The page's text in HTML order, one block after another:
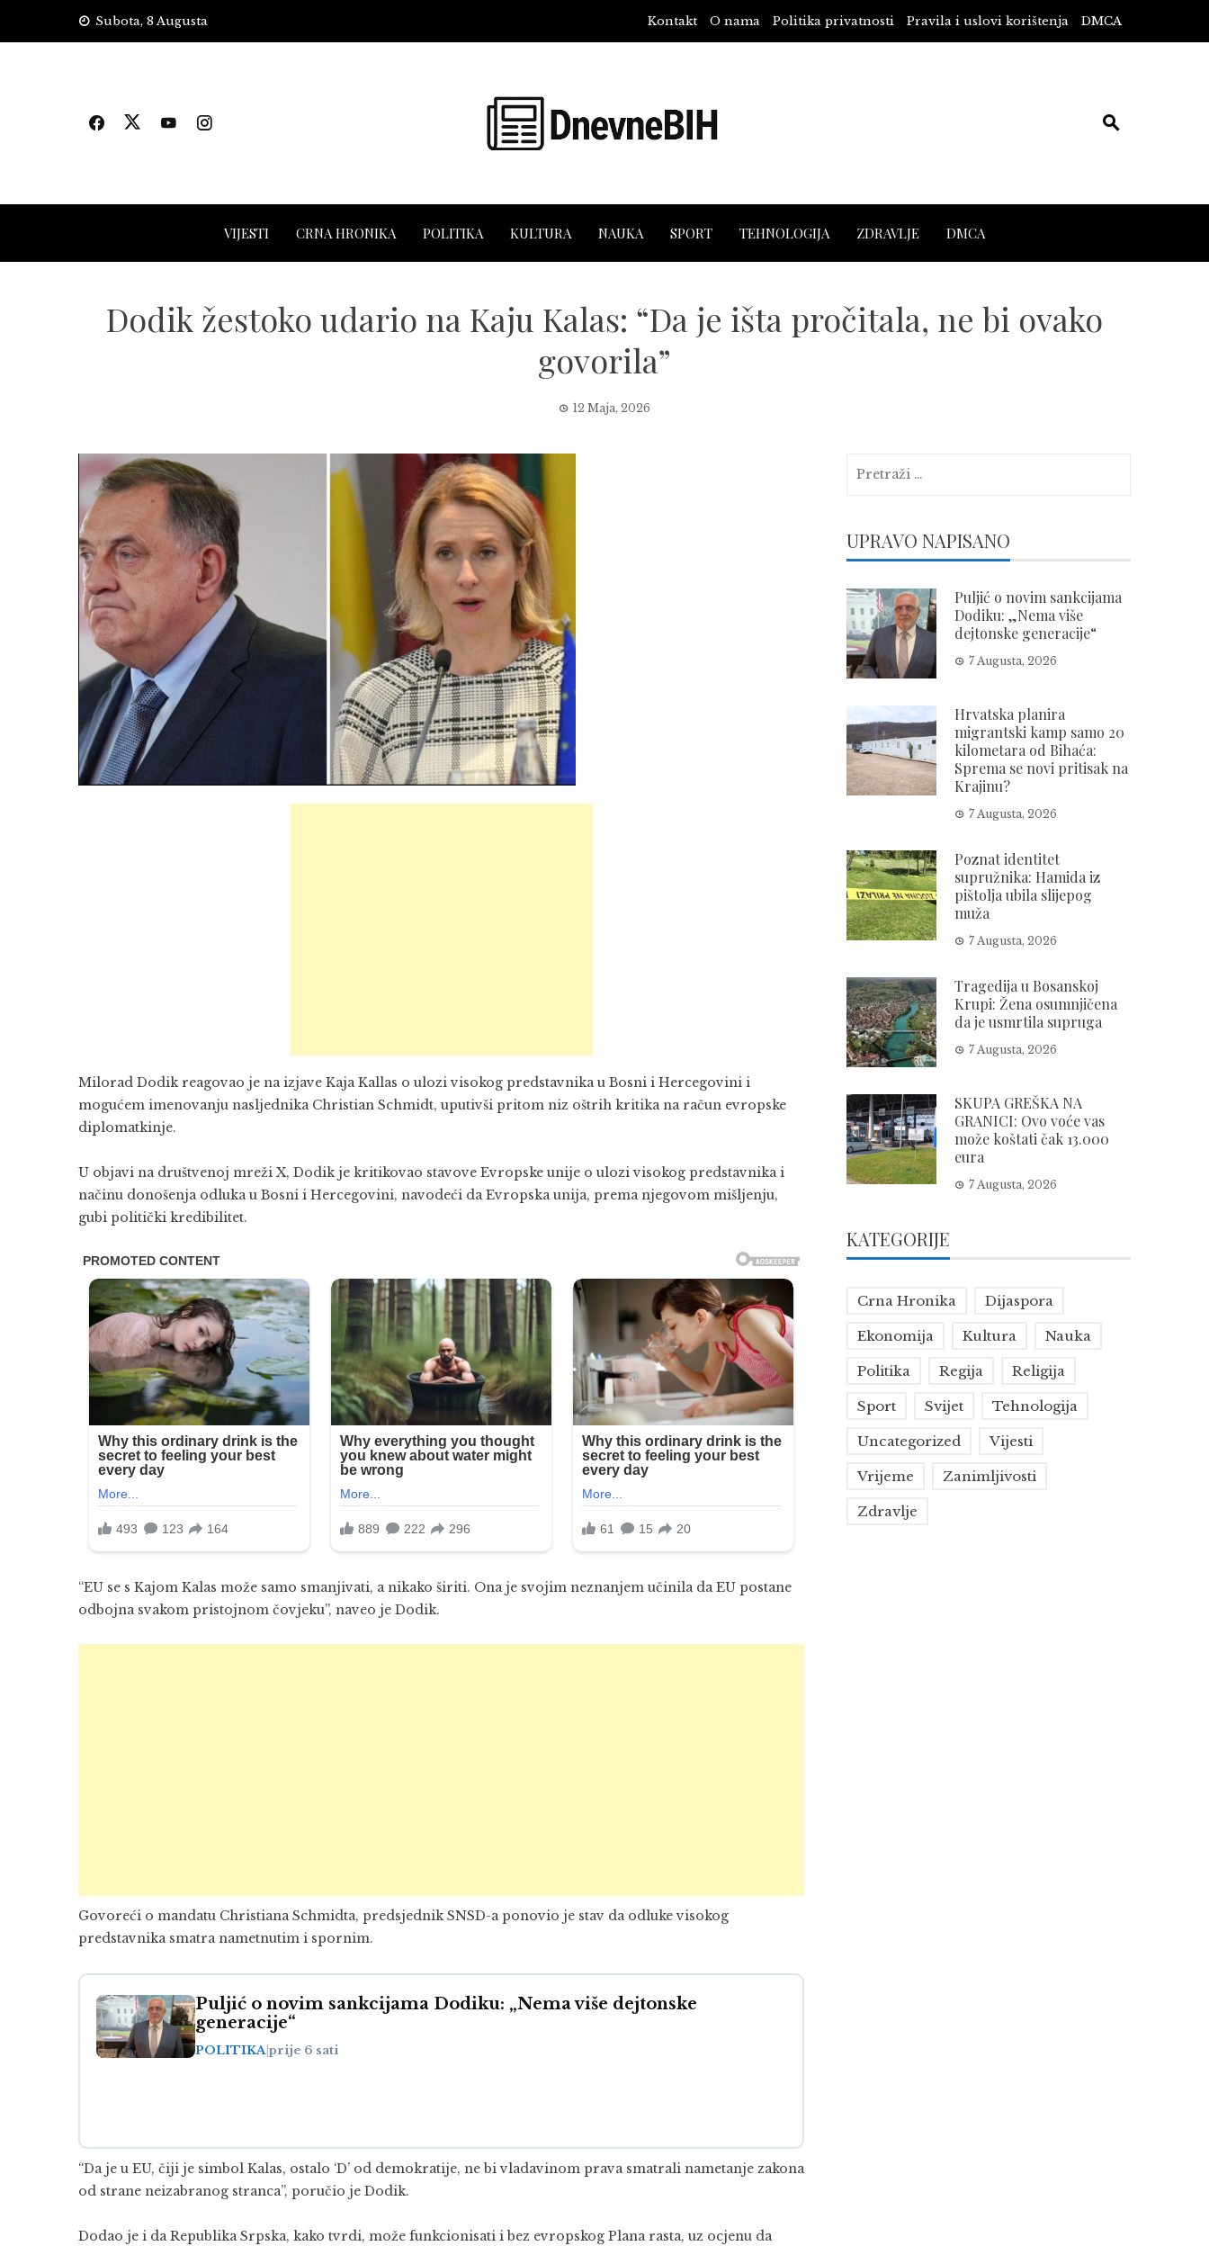
Subota, 8 Augusta Kontakt O nama Politika privatnosti Pravila i uslovi korištenja DMCA
VIJESTI CRNA HRONIKA POLITIKA KULTURA NAUKA SPORT TEHNOLOGIJA ZDRAVLJE DMCA
Dodik žestoko udario na Kaju Kalas: “Da je išta pročitala, ne bi ovako
govorila”
12 Maja, 2026
Milorad Dodikreagovao je na izjave Kaja Kallas o ulozi visokog predstavnika u Bosni i Hercegovini i
mogućem imenovanju nasljednika Christian Schmidt, uputivši pritom niz oštrih kritika na račun evropske
diplomatkinje.
U objavi na društvenoj mreži X, Dodik je kritikovao stavove Evropske unije o ulozi visokog predstavnika i
načinu donošenja odluka u Bosni i Hercegovini, navodeći da Evropska unija, prema njegovom mišljenju,
gubi politički kredibilitet.
“EU se s Kajom Kalas može samo smanjivati, a nikako širiti. Ona je svojim neznanjem učinila da EU postane
odbojna svakom pristojnom čovjeku”, naveo je Dodik.
Govoreći o mandatu Christiana Schmidta, predsjednik SNSD-a ponovio je stav da odluke visokog
predstavnika smatra nametnutim i spornim.
Puljić o novim sankcijama Dodiku: „Nema više dejtonske
generacije“
POLITIKAprije 6 sati
“Da je u EU, čiji je simbol Kalas, ostalo ‘D’ od demokratije, ne bi vladavinom prava smatrali nametanje zakona
od strane neizabranog stranca”, poručio je Dodik.
Dodao je i da Republika Srpska, kako tvrdi, može funkcionisati i bez evropskog Plana rasta, uz ocjenu da
UPRAVO NAPISANO
Puljić o novim sankcijama
Dodiku: „Nema više
dejtonske generacije“
7 Augusta, 2026
Hrvatska planira
migrantski kamp samo 20
kilometara od Bihaća:
Sprema se novi pritisak na
Krajinu?
7 Augusta, 2026
Poznat identitet
supružnika: Hamida iz
pištolja ubila slijepog
muža
7 Augusta, 2026
Tragedija u Bosanskoj
Krupi: Žena osumnjičena
da je usmrtila supruga
7 Augusta, 2026
SKUPA GREŠKA NA
GRANICI: Ovo voće vas
može koštati čak 13.000
eura
7 Augusta, 2026
KATEGORIJE
Crna Hronika Dijaspora
Ekonomija Kultura Nauka
Politika Regija Religija
Sport Svijet Tehnologija
Uncategorized Vijesti
Vrijeme Zanimljivosti
Zdravlje